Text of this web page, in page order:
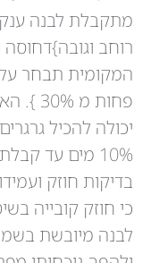
רוחב
המקומית תבחר
פחות
10% מים עד
בדיקות חוזק
כי חוזק קובייה
לבנה מיובשת